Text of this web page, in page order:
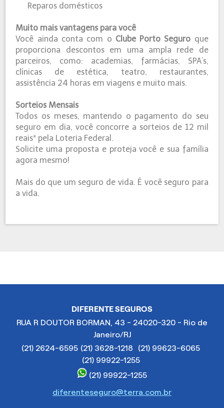
Reparos domésticos
Muito mais vantagens para você
Você ainda conta com o Clube Porto Seguro que
proporciona descontos em uma ampla rede de
parceiros, como: academias, farmácias, SPA’s,
clínicas de estética, teatro, restaurantes,
assistência 24 horas em viagens e muito mais.
Sorteios Mensais
Todos os meses, mantendo o pagamento do seu
seguro em dia, você concorre a sorteios de 12 mil
reais* pela Loteria Federal.
Solicite uma proposta e proteja você e sua família
agora mesmo!
Mais do que um seguro de vida. É você seguro para
a vida.
DIFERENTE SEGUROS
RUA R DOUTOR BORMAN, 43 - 24020-320 - Rio de
Janeiro/RJ
(21) 2624-6595 (21) 3628-1218
(21) 99623-6065
(21) 99922-1255
(21) 99922-1255
diferenteseguro@terra.com.br